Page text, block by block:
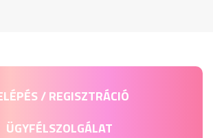
/ REGISZTRÁCIÓ
ÜGYFÉLSZOLGÁLAT